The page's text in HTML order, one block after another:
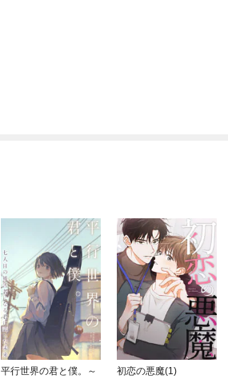
平行世界の君と僕。～
初恋の悪魔(1)